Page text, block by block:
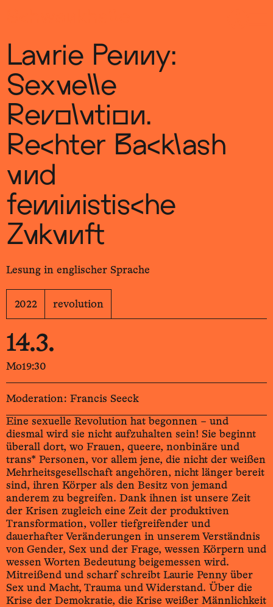
Laurie Penny:
Sexuelle
Revolution.
Rechter Backlash
und
feministische
Zukunft
Lesung in englischer Sprache
2022 revolution
14.3.
Mo19:30
Moderation: Francis Seeck
Eine sexuelle Revolution hat begonnen – und
diesmal wird sie nicht aufzuhalten sein! Sie beginnt
überall dort, wo Frauen, queere, nonbinäre und
trans* Personen, vor allem jene, die nicht der weißen
Mehrheitsgesellschaft angehören, nicht länger bereit
sind, ihren Körper als den Besitz von jemand
anderem zu begreifen. Dank ihnen ist unsere Zeit
der Krisen zugleich eine Zeit der produktiven
Transformation, voller tiefgreifender und
dauerhafter Veränderungen in unserem Verständnis
von Gender, Sex und der Frage, wessen Körpern und
wessen Worten Bedeutung beigemessen wird.
Mitreißend und scharf schreibt Laurie Penny über
Sex und Macht, Trauma und Widerstand. Über die
Krise der Demokratie, die Krise weißer Männlichkeit